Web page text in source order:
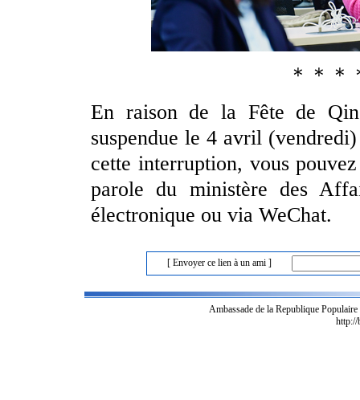
＊＊＊
En raison de la Fête de
suspendue le 4 avril
cette interruption, vous
parole du ministère des
électronique ou via WeChat.
[ Envoyer ce lien à un ami ]
Ambassade de la Republique
http://